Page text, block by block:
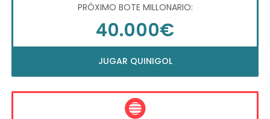
PRÓXIMO BOTE MILLONARIO:
40.000€
JUGAR QUINIGOL